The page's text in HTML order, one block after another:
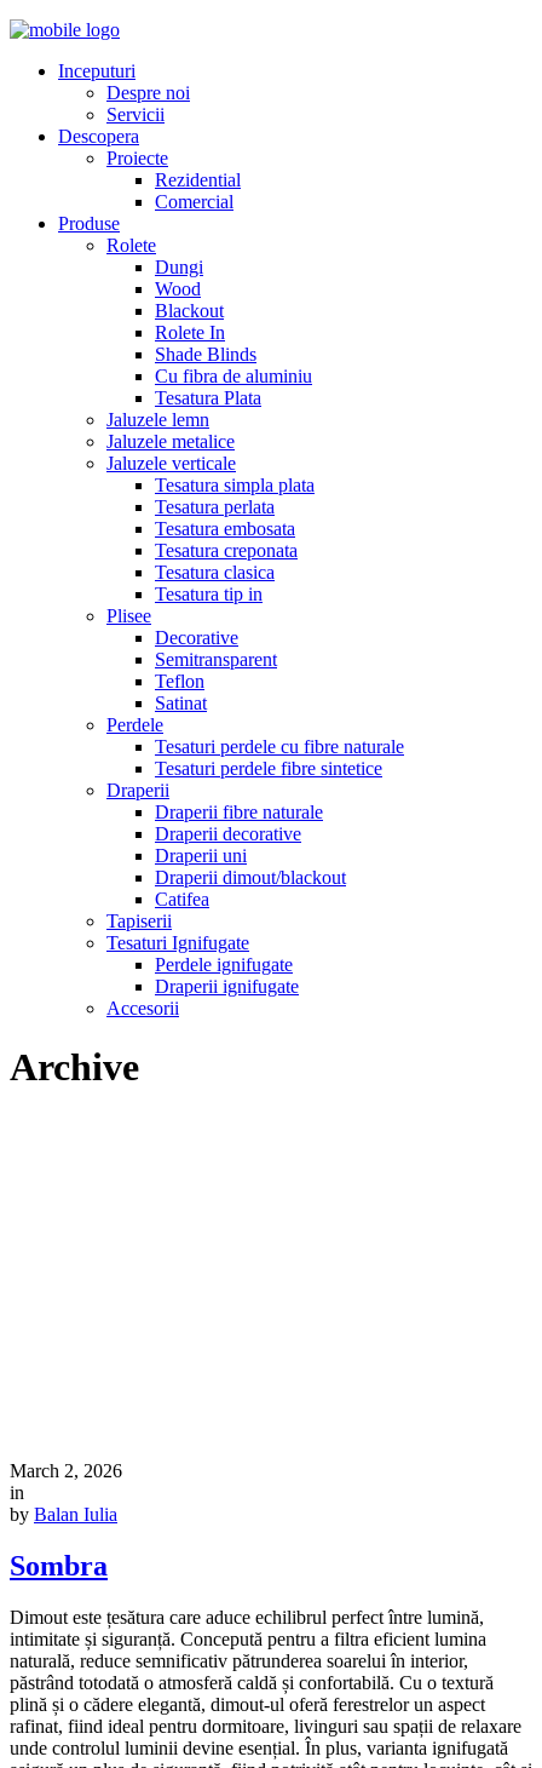
Inceputuri
Despre noi
Servicii
Descopera
Proiecte
Rezidential
Comercial
Produse
Rolete
Dungi
Wood
Blackout
Rolete In
Shade Blinds
Cu fibra de aluminiu
Tesatura Plata
Jaluzele lemn
Jaluzele metalice
Jaluzele verticale
Tesatura simpla plata
Tesatura perlata
Tesatura embosata
Tesatura creponata
Tesatura clasica
Tesatura tip in
Plisee
Decorative
Semitransparent
Teflon
Satinat
Perdele
Tesaturi perdele cu fibre naturale
Tesaturi perdele fibre sintetice
Draperii
Draperii fibre naturale
Draperii decorative
Draperii uni
Draperii dimout/blackout
Catifea
Tapiserii
Tesaturi Ignifugate
Perdele ignifugate
Draperii ignifugate
Accesorii
Archive
March 2, 2026
in
by Balan Iulia
Sombra
Dimout este țesătura care aduce echilibrul perfect între lumină,
intimitate și siguranță. Concepută pentru a filtra eficient lumina
naturală, reduce semnificativ pătrunderea soarelui în interior,
păstrând totodată o atmosferă caldă și confortabilă. Cu o textură
plină și o cădere elegantă, dimout-ul oferă ferestrelor un aspect
rafinat, fiind ideal pentru dormitoare, livinguri sau spații de relaxare
unde controlul luminii devine esențial. În plus, varianta ignifugată